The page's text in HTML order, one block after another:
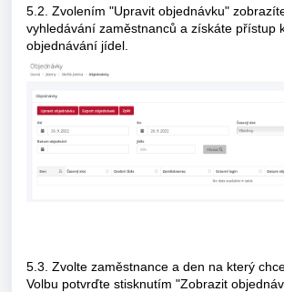
5.2. Zvolením "Upravit objednávku"
vyhledávání zaměstnanců a získáte přístup
objednávání jídel.
5.3. Zvolte zaměstnance a den na který
Volbu potvrďte stisknutím "Zobrazit